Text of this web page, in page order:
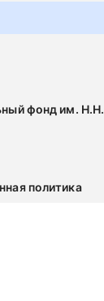
фонд им. Н.Н.
политика